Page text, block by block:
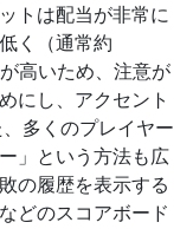
トは配当が非常に
く（通常約
高いため、注意が
にし、アクセント
多くのプレイヤー
」という方法も広
の履歴を表示する
どのスコアボード